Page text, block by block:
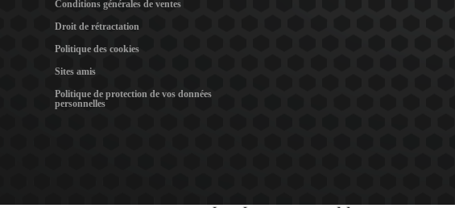
Conditions générales de ventes
Droit de rétractation
Politique des cookies
Sites amis
Politique de protection de vos données
personnelles